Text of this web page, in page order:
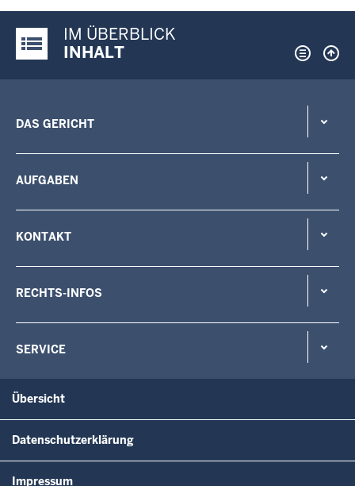
Justiz-Portal im Überblick:
IM ÜBERBLICK
INHALT
DAS GERICHT
AUFGABEN
KONTAKT
RECHTS-INFOS
SERVICE
Übersicht
Datenschutzerklärung
Impressum